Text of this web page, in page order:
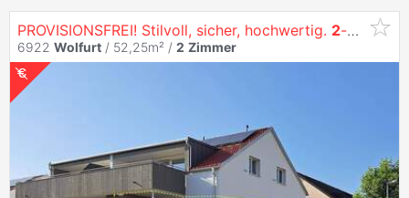
PROVISIONSFREI! Stilvoll, sicher, hochwertig. 2-Zimmer
6922 Wolfurt / 52,25m² / 2 Zimmer